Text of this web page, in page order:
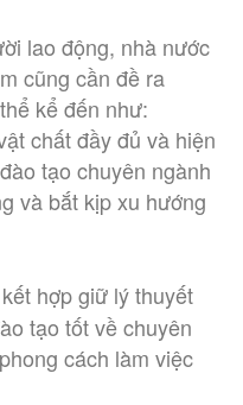
lao động, nhà nước
cũng cần đề ra
kể đến như:
chất đầy đủ và hiện
tạo chuyên ngành
và bắt kịp xu hướng
hợp giữ lý thuyết
tạo tốt về chuyên
cách làm việc